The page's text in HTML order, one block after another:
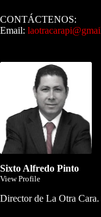
CONTÁCTENOS:
Email:
Sixto Alfredo Pinto
View Profile
Director de La Otra